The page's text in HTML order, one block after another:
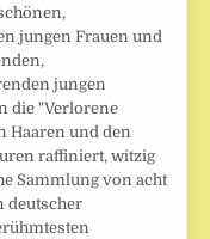
jungen Frauen und
jungen
die "Verlorene
Haaren und den
raffiniert, witzig
Sammlung von acht
deutscher